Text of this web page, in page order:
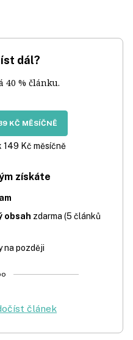
dál?
40 % článku.
KČ MĚSÍČNĚ
149 Kč měsíčně
získáte
obsah zdarma (5 článků
na později
článek